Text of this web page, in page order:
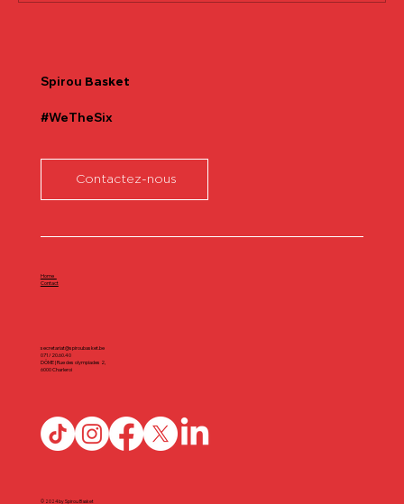
Spirou Basket
#WeTheSix
Contactez-nous
secretariat@spiroubasket.be
071/20.60.40
DÔME | Rue des olympiades 2,
6000 Charleroi
Home
Contact
© 2024 by Spirou Basket